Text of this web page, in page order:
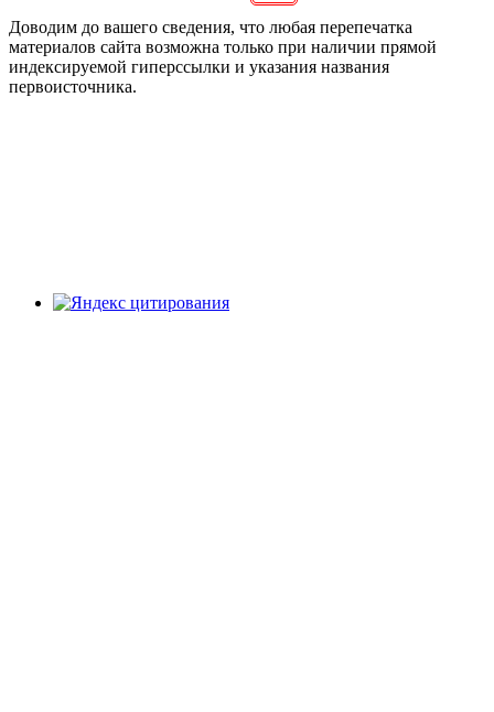
Доводим до вашего сведения, что любая перепечатка
материалов сайта возможна только при наличии прямой
индексируемой гиперссылки и указания названия
первоисточника.